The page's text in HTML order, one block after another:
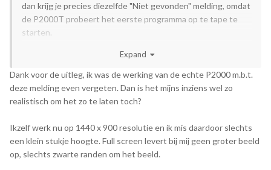
dan krijg je precies diezelfde "Niet gevonden" melding, omdat
de P2000T probeert het eerste programma op te tape te
starten.
*zonder* cassette en dat je die dan expliciet moet
toevoegen met "Nieuwe (lege) cassette"?
Custom schermresoluties gaven een probleem met
tot 5 schermresoluties + fullscreen. Is er een specifieke
schermresolutie die je mist? De huidige resoluties zijn:
640 x 480
Expand
Dank voor de uitleg, ik was de werking van de echte P2000 m.b.t.
deze melding even vergeten. Dan is het mijns inziens wel zo
realistisch om het zo te laten toch?
Ikzelf werk nu op 1440 x 900 resolutie en ik mis daardoor slechts
een klein stukje hoogte. Full screen levert bij mij geen groter beeld
op, slechts zwarte randen om het beeld.